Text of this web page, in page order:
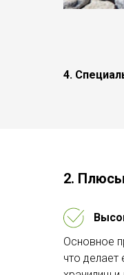
4.
2.
Основное
что делает